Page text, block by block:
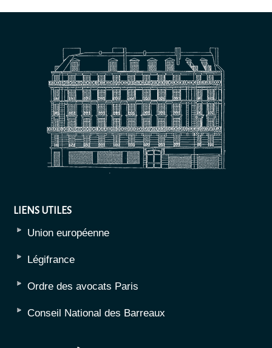
LIENS UTILES
Union européenne
Légifrance
Ordre des avocats Paris
Conseil National des Barreaux